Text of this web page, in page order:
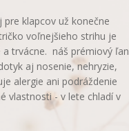
klapcov už konečne
voľnejšieho strihu je
a trvácne. náš prémiový ľan
aj nosenie, nehryzie,
alergie ani podráždenie
vlastnosti - v lete chladí v